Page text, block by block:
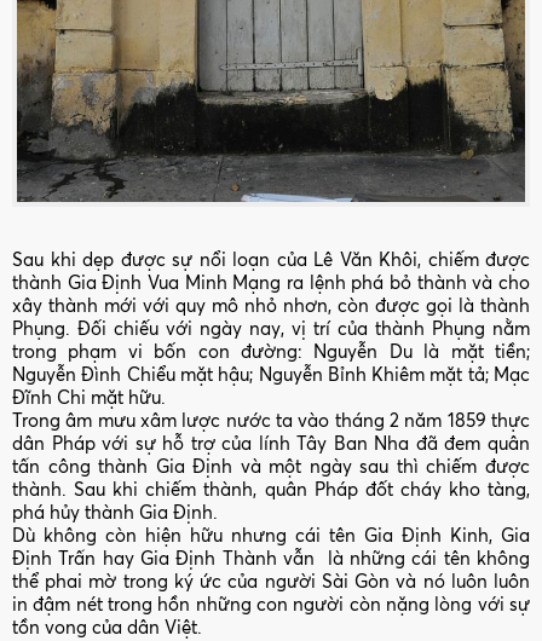
Sau khi dẹp được sự nổi loạn của Lê Văn Khôi, chiếm được
thành Gia Định Vua Minh Mạng ra lệnh phá bỏ thành và cho
xây thành mới với quy mô nhỏ nhơn, còn được gọi là thành
Phụng. Đối chiếu với ngày nay, vị trí của thành Phụng nằm
trong phạm vi bốn con đường: Nguyễn Du là mặt tiền;
Nguyễn Đình Chiểu mặt hậu; Nguyễn Bỉnh Khiêm mặt tả; Mạc
Đĩnh Chi mặt hữu.
Trong âm mưu xâm lược nước ta vào tháng 2 năm 1859 thực
dân Pháp với sự hỗ trợ của lính Tây Ban Nha đã đem quân
tấn công thành Gia Định và một ngày sau thì chiếm được
thành. Sau khi chiếm thành, quân Pháp đốt cháy kho tàng,
phá hủy thành Gia Định.
Dù không còn hiện hữu nhưng cái tên Gia Định Kinh, Gia
Định Trấn hay Gia Định Thành vẫn là những cái tên không
thể phai mờ trong ký ức của người Sài Gòn và nó luôn luôn
in đậm nét trong hồn những con người còn nặng lòng với sự
tồn vong của dân Việt.